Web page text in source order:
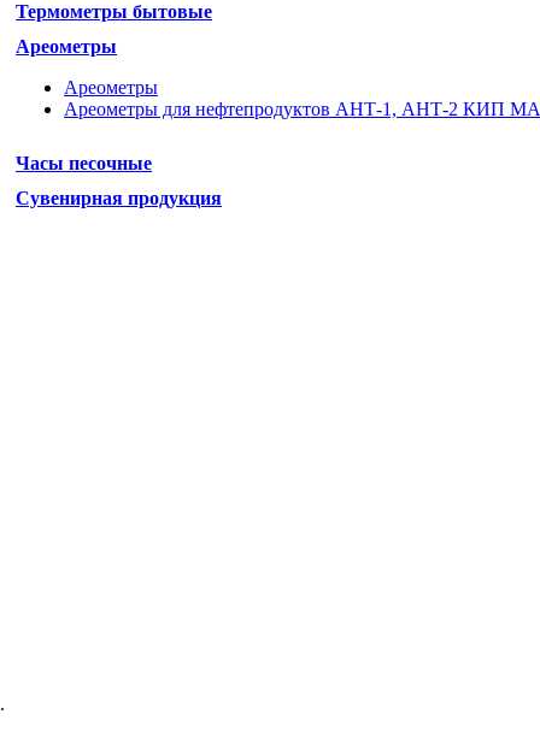
Термометры бытовые
Ареометры
Ареометры
Ареометры для нефтепродуктов АНТ-1, АНТ-2 КИП
Часы песочные
Сувенирная продукция
.